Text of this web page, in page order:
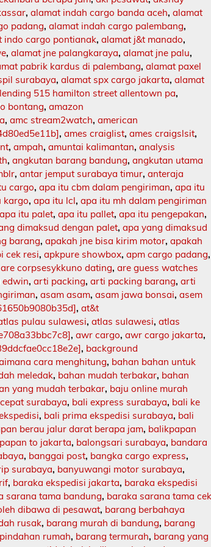
,alamat indah cargo banda aceh,alamat
padang,alamat indah cargo palembang,
indo cargo pontianak,alamat j&t manado,
,alamat jne palangkaraya,alamat jne palu,
pabrik kardus di palembang,alamat paxel
surabaya,alamat spx cargo jakarta,alamat
515 hamilton street allentown pa,
bontang,amazon
,amc stream2watch,american
,ames craiglist,ames craigslsit,
,ampah,amuntai kalimantan,analysis
,angkutan barang bandung,angkutan utama
,antar jemput surabaya timur,anteraja
cargo,apa itu cbm dalam pengiriman,apa itu
kargo,apa itu lcl,apa itu mh dalam pengiriman
apa itu palet,apa itu pallet,apa itu pengepakan,
dimaksud dengan palet,apa yang dimaksud
barang,apakah jne bisa kirim motor,apakah
cek resi,apkpure showbox,apm cargo padang,
are corpsesykkuno dating,are guess watches
edwin,arti packing,arti packing barang,arti
,asam asam,asam jawa bonsai,asem
,at&t
pulau sulawesi,atlas sulawesi,atlas
,awr cargo,awr cargo jakarta,
, background
cara menghitung, bahan bahan untuk
meledak, bahan mudah terbakar, bahan
yang mudah terbakar, baju online murah
surabaya, bali express surabaya, bali ke
, bali prima ekspedisi surabaya, bali
berau jalur darat berapa jam, balikpapan
to jakarta, balongsari surabaya, bandara
, banggai post, bangka cargo express,
surabaya, banyuwangi motor surabaya,
, baraka ekspedisi jakarta, baraka ekspedisi
sarana tama bandung, baraka sarana tama
dibawa di pesawat, barang berbahaya
rusak, barang murah di bandung, barang
rumah, barang termurah, barang yang